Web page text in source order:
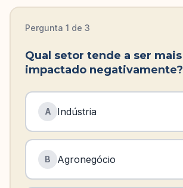
Pergunta 1 de 3
Qual setor tende a ser mais
impactado negativamente?
A Indústria
B Agronegócio